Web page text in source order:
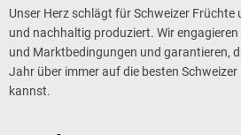
Unser Herz schlägt für Schweizer Früchte
und nachhaltig produziert. Wir
und Marktbedingungen und garantieren,
Jahr über immer auf die besten
kannst.